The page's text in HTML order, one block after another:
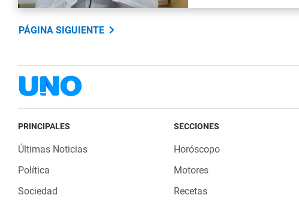
PÁGINA SIGUIENTE
PRINCIPALES
Últimas Noticias
Política
Sociedad
SECCIONES
Horóscopo
Motores
Recetas